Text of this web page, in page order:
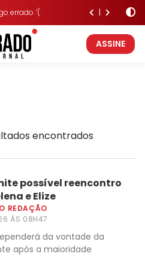
errado :'(
ASSINE
encontrados
possível reencontro
e Elize
REDAÇÃO
ÀS 08H47
da vontade da
após a maioridade